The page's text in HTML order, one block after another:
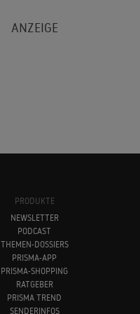
PRODUKTE
NEWSLETTER
PODCAST
THEMEN-DOSSIERS
PRISMA-APP
PRISMA-SHOPPING
RATGEBER
PRISMA TREND
SENDERINFOS